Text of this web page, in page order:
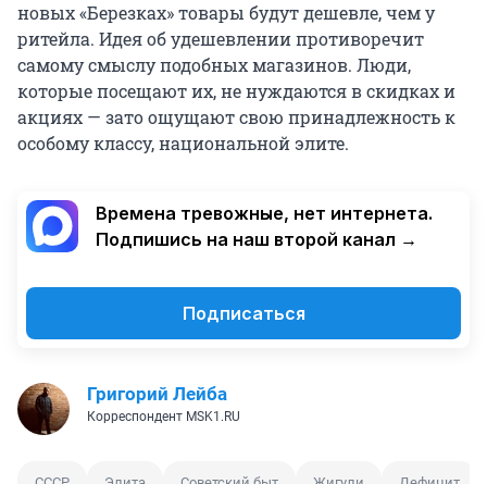
новых «Березках» товары будут дешевле, чем у
ритейла. Идея об удешевлении противоречит
самому смыслу подобных магазинов. Люди,
которые посещают их, не нуждаются в скидках и
акциях — зато ощущают свою принадлежность к
особому классу, национальной элите.
Времена тревожные, нет интернета.
Подпишись на наш второй канал →
Подписаться
Григорий Лейба
Корреспондент MSK1.RU